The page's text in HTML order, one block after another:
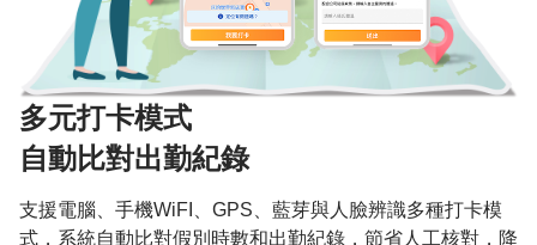
多元打卡模式
自動比對出勤紀錄
支援電腦、手機WiFI、GPS、藍芽與人臉辨識多種打卡模
式，系統自動比對假別時數和出勤紀錄，節省人工核對，降